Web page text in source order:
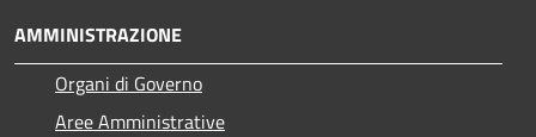
AMMINISTRAZIONE
Organi di Governo
Aree Amministrative